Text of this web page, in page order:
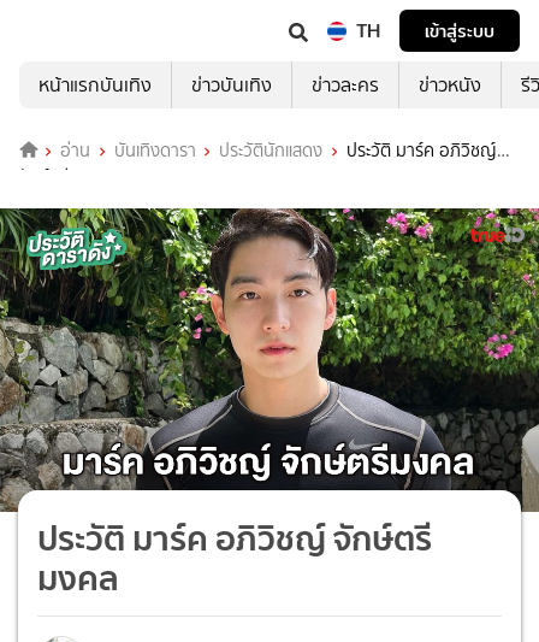
TH
เข้าสู่ระบบ
หน้าแรกบันเทิง
ข่าวบันเทิง ข่าวละคร ข่าวหนัง รี
อ่าน บันเทิงดารา ประวัตินักแสดง
ประวัติ มาร์ค อภิวิชญ์
จักษ์ตรีมงคล
ประวัติ มาร์ค อภิวิชญ์ จักษ์ตรี
มงคล